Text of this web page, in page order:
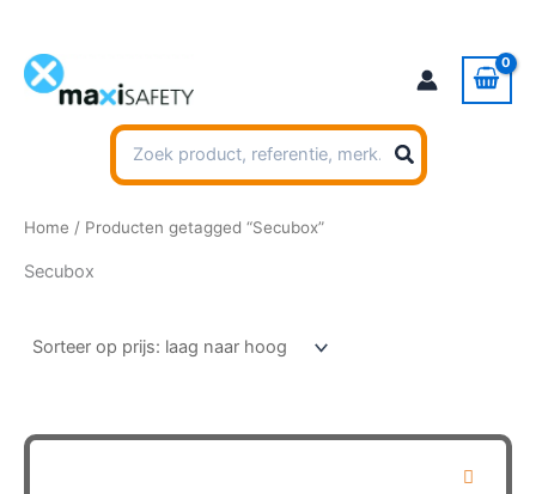
inhoud
Zoeken
naar:
Home / Producten getagged “Secubox”
Secubox